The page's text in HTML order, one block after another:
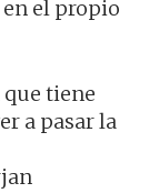
el propio
tiene
a pasar la